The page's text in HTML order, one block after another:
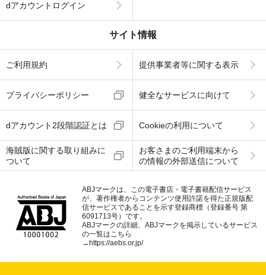
dアカウントログイン
サイト情報
ご利用規約 提供事業者等に関する表示
プライバシーポリシー 健全なサービスに向けて
dアカウント2段階認証とは Cookieの利用について
海賊版に関する取り組みに
ついて
お客さまのご利用端末から
の情報の外部送信について
ABJマークは、この電子書店・電子書籍配信サービス
が、著作権者からコンテンツ使用許諾を得た正規版配
信サービスであることを示す登録商標（登録番号 第
6091713号）です。
ABJマークの詳細、ABJマークを掲示しているサービス
の一覧はこちら
→ https://aebs.or.jp/